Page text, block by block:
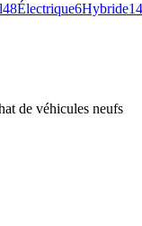
48Électrique6Hybride
de véhicules neufs